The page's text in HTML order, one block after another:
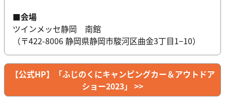
■会場
ツインメッセ静岡 南館
（〒422-8006 静岡県静岡市駿河区曲金3丁目1−10）
【公式HP】「ふじのくにキャンピングカー＆アウトドア
ショー2023」 >>